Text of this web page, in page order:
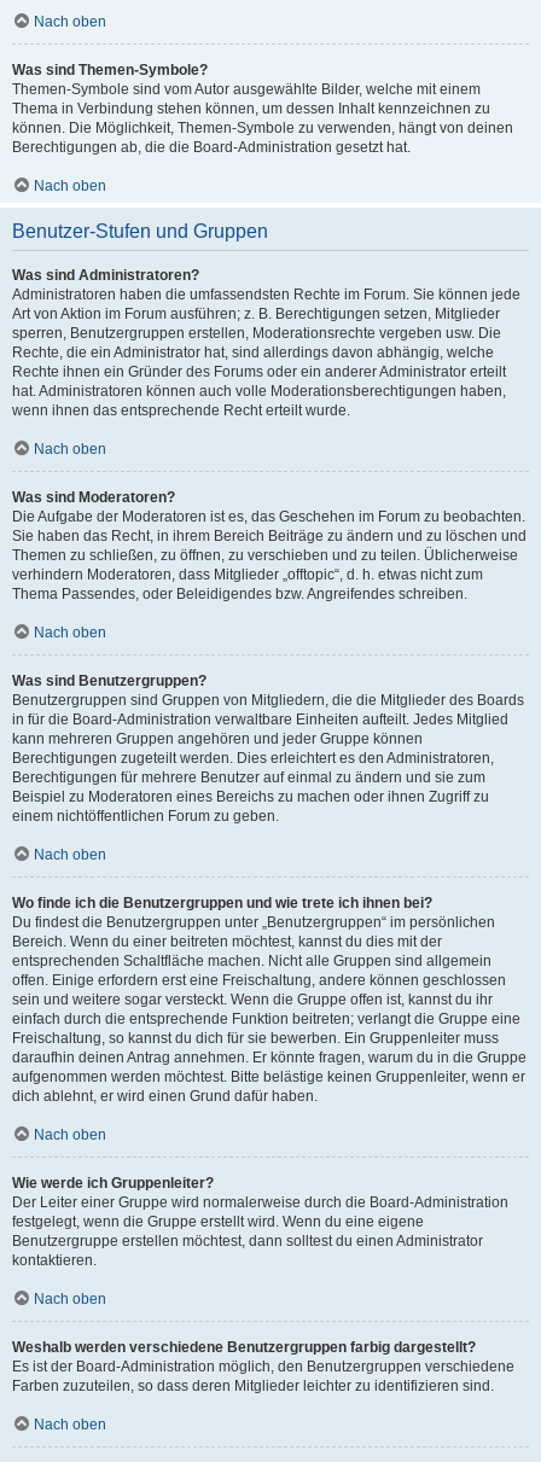
Nach oben
Was sind Themen-Symbole?
Themen-Symbole sind vom Autor ausgewählte Bilder, welche mit einem
Thema in Verbindung stehen können, um dessen Inhalt kennzeichnen zu
können. Die Möglichkeit, Themen-Symbole zu verwenden, hängt von deinen
Berechtigungen ab, die die Board-Administration gesetzt hat.
Nach oben
Benutzer-Stufen und Gruppen
Was sind Administratoren?
Administratoren haben die umfassendsten Rechte im Forum. Sie können jede
Art von Aktion im Forum ausführen; z. B. Berechtigungen setzen, Mitglieder
sperren, Benutzergruppen erstellen, Moderationsrechte vergeben usw. Die
Rechte, die ein Administrator hat, sind allerdings davon abhängig, welche
Rechte ihnen ein Gründer des Forums oder ein anderer Administrator erteilt
hat. Administratoren können auch volle Moderationsberechtigungen haben,
wenn ihnen das entsprechende Recht erteilt wurde.
Nach oben
Was sind Moderatoren?
Die Aufgabe der Moderatoren ist es, das Geschehen im Forum zu beobachten.
Sie haben das Recht, in ihrem Bereich Beiträge zu ändern und zu löschen und
Themen zu schließen, zu öffnen, zu verschieben und zu teilen. Üblicherweise
verhindern Moderatoren, dass Mitglieder „offtopic“, d. h. etwas nicht zum
Thema Passendes, oder Beleidigendes bzw. Angreifendes schreiben.
Nach oben
Was sind Benutzergruppen?
Benutzergruppen sind Gruppen von Mitgliedern, die die Mitglieder des Boards
in für die Board-Administration verwaltbare Einheiten aufteilt. Jedes Mitglied
kann mehreren Gruppen angehören und jeder Gruppe können
Berechtigungen zugeteilt werden. Dies erleichtert es den Administratoren,
Berechtigungen für mehrere Benutzer auf einmal zu ändern und sie zum
Beispiel zu Moderatoren eines Bereichs zu machen oder ihnen Zugriff zu
einem nichtöffentlichen Forum zu geben.
Nach oben
Wo finde ich die Benutzergruppen und wie trete ich ihnen bei?
Du findest die Benutzergruppen unter „Benutzergruppen“ im persönlichen
Bereich. Wenn du einer beitreten möchtest, kannst du dies mit der
entsprechenden Schaltfläche machen. Nicht alle Gruppen sind allgemein
offen. Einige erfordern erst eine Freischaltung, andere können geschlossen
sein und weitere sogar versteckt. Wenn die Gruppe offen ist, kannst du ihr
einfach durch die entsprechende Funktion beitreten; verlangt die Gruppe eine
Freischaltung, so kannst du dich für sie bewerben. Ein Gruppenleiter muss
daraufhin deinen Antrag annehmen. Er könnte fragen, warum du in die Gruppe
aufgenommen werden möchtest. Bitte belästige keinen Gruppenleiter, wenn er
dich ablehnt, er wird einen Grund dafür haben.
Nach oben
Wie werde ich Gruppenleiter?
Der Leiter einer Gruppe wird normalerweise durch die Board-Administration
festgelegt, wenn die Gruppe erstellt wird. Wenn du eine eigene
Benutzergruppe erstellen möchtest, dann solltest du einen Administrator
kontaktieren.
Nach oben
Weshalb werden verschiedene Benutzergruppen farbig dargestellt?
Es ist der Board-Administration möglich, den Benutzergruppen verschiedene
Farben zuzuteilen, so dass deren Mitglieder leichter zu identifizieren sind.
Nach oben